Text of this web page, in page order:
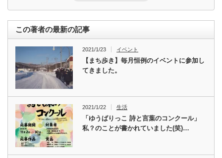
この著者の最新の記事
2021/1/23 イベント
【まち歩き】毎月恒例のイベントに参加し
てきました。
2021/1/22 生活
「ゆうばりっこ 詩と言葉のコンクール」
私？のことが書かれていました(笑)…